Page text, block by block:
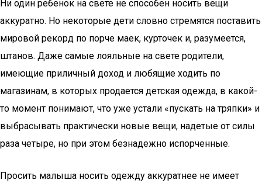
Ни один ребенок на свете не способен носить вещи
аккуратно. Но некоторые дети словно стремятся поставить
мировой рекорд по порче маек, курточек и, разумеется,
штанов. Даже самые лояльные на свете родители,
имеющие приличный доход и любящие ходить по
магазинам, в которых продается детская одежда, в какой-
то момент понимают, что уже устали «пускать на тряпки» и
выбрасывать практически новые вещи, надетые от силы
раза четыре, но при этом безнадежно испорченные.
Просить малыша носить одежду аккуратнее не имеет